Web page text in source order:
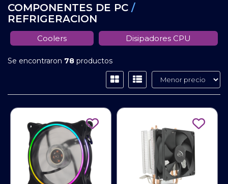
COMPONENTES DE PC /
REFRIGERACION
Coolers Disipadores CPU
Se encontraron 78 productos